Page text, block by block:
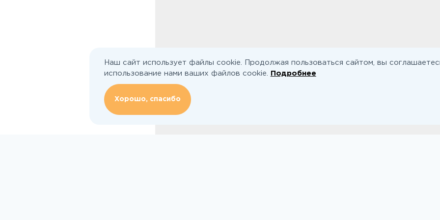
Наш сайт использует файлы cookie. Продолжая пользоваться сайтом, вы
использование нами ваших файлов cookie.
Подробнее
Хорошо, спасибо